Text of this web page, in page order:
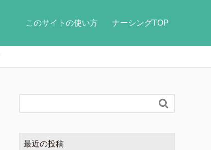
このサイトの使い方 ナーシングTOP

最近の投稿